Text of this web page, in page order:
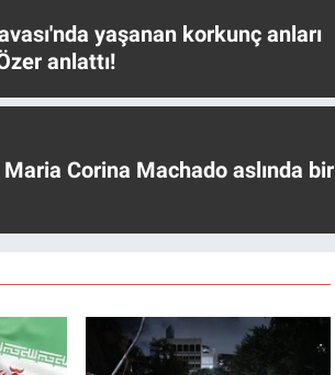
yaşanan korkunç anları
anlattı!
Corina Machado aslında bir